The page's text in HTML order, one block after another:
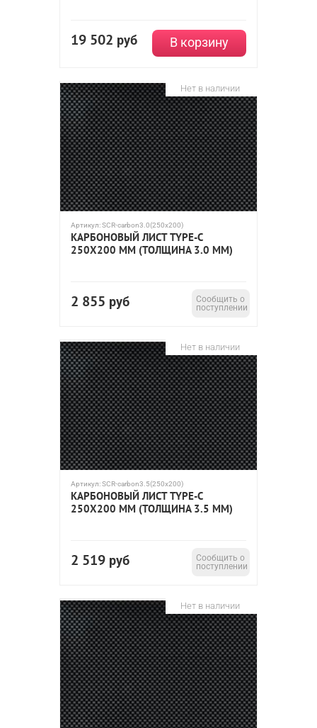
19 502 руб В корзину
Нет в наличии
Артикул:SCR-carbon3.0(250x200)
КАРБОНОВЫЙ ЛИСТ TYPE-C
250Х200 ММ (ТОЛЩИНА 3.0 ММ)
2 855 руб
Сообщить о
поступлении
Нет в наличии
Артикул:SCR-carbon3.5(250x200)
КАРБОНОВЫЙ ЛИСТ TYPE-C
250Х200 ММ (ТОЛЩИНА 3.5 ММ)
2 519 руб
Сообщить о
поступлении
Нет в наличии